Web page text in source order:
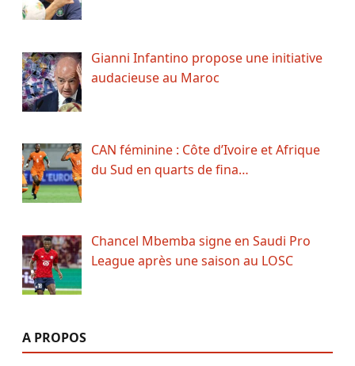
Gianni Infantino propose une initiative
audacieuse au Maroc
CAN féminine : Côte d’Ivoire et Afrique
du Sud en quarts de fina…
Chancel Mbemba signe en Saudi Pro
League après une saison au LOSC
A PROPOS